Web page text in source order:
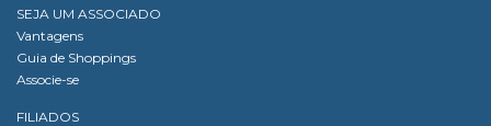
SEJA UM ASSOCIADO
Vantagens
Guia de Shoppings
Associe-se
FILIADOS